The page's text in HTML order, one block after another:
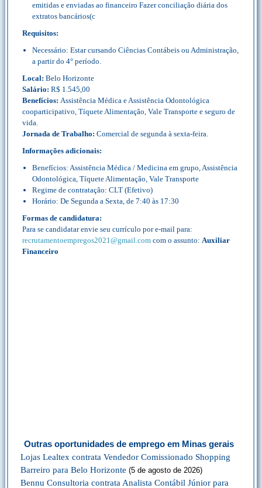
emitidas e enviadas ao financeiro Fazer conciliação diária dos
extratos bancários(c
Requisitos:
Necessário: Estar cursando Ciências Contábeis ou Administração,
a partir do 4° período.
Local: Belo Horizonte
Salário: R$ 1.545,00
Benefícios: Assistência Médica e Assistência Odontológica
cooparticipativo, Tíquete Alimentação, Vale Transporte e seguro de
vida.
Jornada de Trabalho: Comercial de segunda à sexta-feira.
Informações adicionais:
Benefícios: Assistência Médica / Medicina em grupo, Assistência
Odontológica, Tíquete Alimentação, Vale Transporte
Regime de contratação: CLT (Efetivo)
Horário: De Segunda a Sexta, de 7:40 às 17:30
Formas de candidatura:
Para se candidatar envie seu currículo por e-mail para:
recrutamentoempregos2021@gmail.com com o assunto: Auxiliar
Financeiro
Outras oportunidades de emprego em Minas gerais
Lojas Lealtex contrata Vendedor Comissionado Shopping
Barreiro para Belo Horizonte (5 de agosto de 2026)
Bennu Consultoria contrata Analista Contábil Júnior para